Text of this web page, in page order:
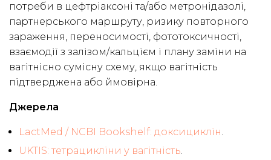
потреби в цефтріаксоні та/або метронідазолі,
партнерського маршруту, ризику повторного
зараження, переносимості, фототоксичності,
взаємодії з залізом/кальцієм і плану заміни на
вагітнісно сумісну схему, якщо вагітність
підтверджена або ймовірна.
Джерела
LactMed / NCBI Bookshelf: доксициклін.
UKTIS: тетрацикліни у вагітність.